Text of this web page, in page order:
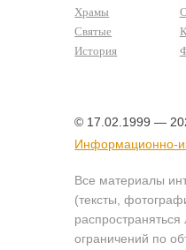
Храмы
Святые
История
© 17.02.1999 —
Информационно-
Все материалы
(тексты,
ограничений по